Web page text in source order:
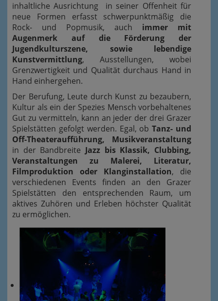
inhaltliche Ausrichtung in seiner Offenheit für
neue Formen erfasst schwerpunktmäßig die
Rock- und Popmusik, auch immer mit
Augenmerk auf die Förderung der
Jugendkulturszene, sowie lebendige
Kunstvermittlung, Ausstellungen, wobei
Grenzwertigkeit und Qualität durchaus Hand in
Hand einhergehen.
Der Berufung, Leute durch Kunst zu bezaubern,
Kultur als ein der Spezies Mensch vorbehaltenes
Gut zu vermitteln, kann an jeder der drei Grazer
Spielstätten gefolgt werden. Egal, obTanz- und
Off-Theateraufführung, Musikveranstaltung
in der Bandbreite Jazz bis Klassik, Clubbing,
Veranstaltungen zu Malerei, Literatur,
Filmproduktion oder Klanginstallation, die
verschiedenen Events finden an den Grazer
Spielstätten den entsprechenden Raum, um
aktives Zuhören und Erleben höchster Qualität
zu ermöglichen.